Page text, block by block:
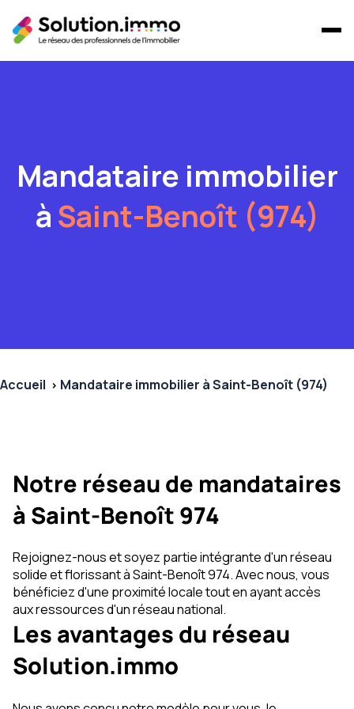
Mandataire immobilier
à Saint-Benoît (974)
Accueil Mandataire immobilier à Saint-Benoît (974)
Notre réseau de mandataires
à Saint-Benoît 974
Rejoignez-nous et soyez partie intégrante d'un réseau
solide et florissant à Saint-Benoît 974. Avec nous, vous
bénéficiez d'une proximité locale tout en ayant accès
aux ressources d'un réseau national.
Les avantages du réseau
Solution.immo